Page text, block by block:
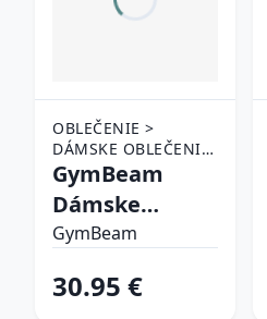
OBLEČENIE >
DÁMSKE OBLEČENIE
> TEPLÁKY A
NOHAVICE
GymBeam
Dámske
tepláky NEO
GymBeam
30.95 €